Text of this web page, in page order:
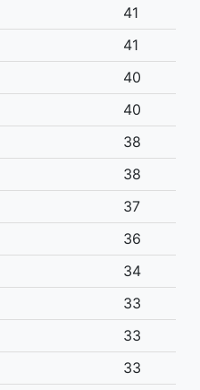
41
41
40
40
38
38
37
36
34
33
33
33